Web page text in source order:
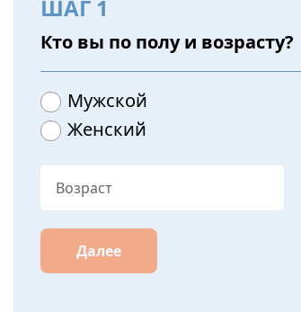
ШАГ 1
Кто вы по полу и возрасту?
Мужской
Женский
Далее